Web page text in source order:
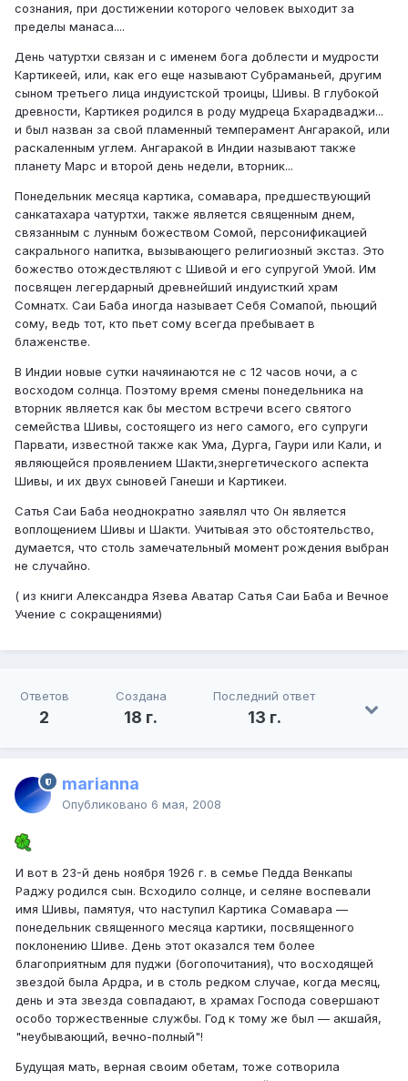
сознания, при достижении которого человек выходит за
пределы манаса....
День чатуртхи связан и с именем бога доблести и мудрости
Картикеей, или, как его еще называют Субраманьей, другим
сыном третьего лица индуистской троицы, Шивы. В глубокой
древности, Картикея родился в роду мудреца Бхарадваджи...
и был назван за свой пламенный темперамент Ангаракой, или
раскаленным углем. Ангаракой в Индии называют также
планету Марс и второй день недели, вторник...
Понедельник месяца картика, сомавара, предшествующий
санкатахара чатуртхи, также является священным днем,
связанным с лунным божеством Сомой, персонификацией
сакрального напитка, вызывающего религиозный экстаз. Это
божество отождествляют с Шивой и его супругой Умой. Им
посвящен легердарный древнейший индуисткий храм
Сомнатх. Саи Баба иногда называет Себя Сомапой, пьющий
сому, ведь тот, кто пьет сому всегда пребывает в
блаженстве.
В Индии новые сутки начяинаются не с 12 часов ночи, а с
восходом солнца. Поэтому время смены понедельника на
вторник является как бы местом встречи всего святого
семейства Шивы, состоящего из него самого, его супруги
Парвати, известной также как Ума, Дурга, Гаури или Кали, и
являющейся проявлением Шакти,знергетического аспекта
Шивы, и их двух сыновей Ганеши и Картикеи.
Сатья Саи Баба неоднократно заявлял что Он является
воплощением Шивы и Шакти. Учитывая это обстоятельство,
думается, что столь замечательный момент рождения выбран
не случайно.
( из книги Александра Язева Аватар Сатья Саи Баба и Вечное
Учение с сокращениями)
Ответов
2
Создана
18 г.
Последний ответ
13 г.
marianna
Опубликовано 6 мая, 2008
И вот в 23-й день ноября 1926 г. в семье Педда Венкапы
Раджу родился сын. Всходило солнце, и селяне воспевали
имя Шивы, памятуя, что наступил Картика Сомавара —
понедельник священного месяца картики, посвященного
поклонению Шиве. День этот оказался тем более
благоприятным для пуджи (богопочитания), что восходящей
звездой была Ардра, и в столь редком случае, когда месяц,
день и эта звезда совпадают, в храмах Господа совершают
особо торжественные службы. Год к тому же был — акшайя,
"неубывающий, вечно-полный"!
Будущая мать, верная своим обетам, тоже сотворила